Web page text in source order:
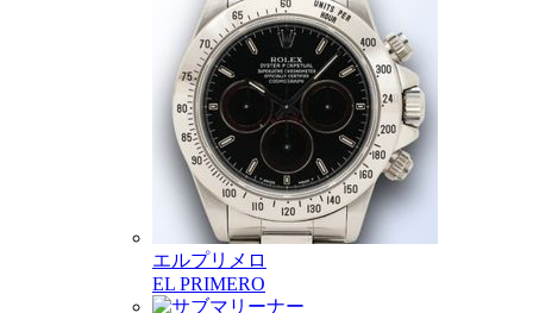
エルプリメロ
EL PRIMERO